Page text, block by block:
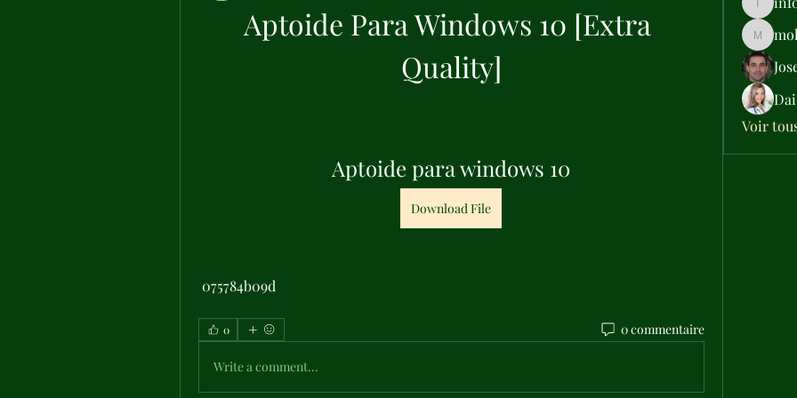
Aptoide Para Windows 10 [Extra
Quality]
Aptoide para windows 10
Download File
075784b09d
0 0 commentaire
Write a comment...
Voir